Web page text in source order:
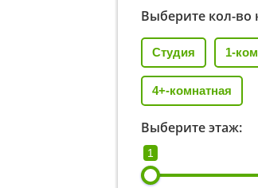
Выберите кол-во
Студия 1-
4+-комнатная
Выберите этаж:
1